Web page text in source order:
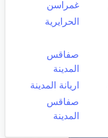
غمراسن
الحرايرية
صفاقس
المدينة
اريانة المدينة
صفاقس
المدينة